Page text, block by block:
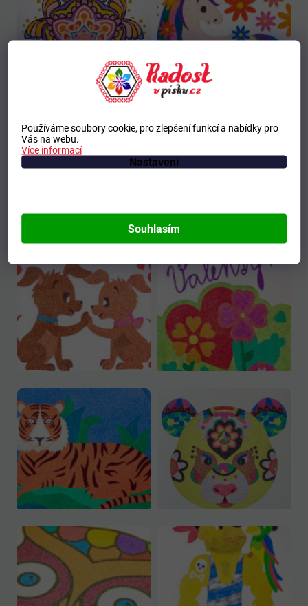
Používáme soubory cookie, pro zlepšení funkcí a nabídky pro
Vás na webu.
Více informací
Nastavení
Souhlasím